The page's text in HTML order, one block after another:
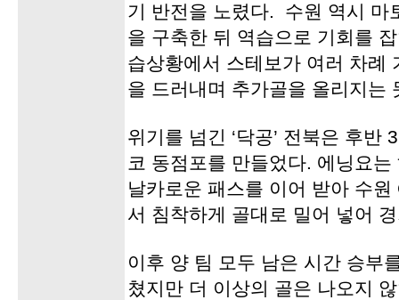
기 반전을 노렸다. 수원 역시 마
을 구축한 뒤 역습으로 기회를
습상황에서 스테보가 여러 차례
을 드러내며 추가골을 올리지는
위기를 넘긴 ‘닥공’ 전북은 후반
코 동점포를 만들었다. 에닝요
날카로운 패스를 이어 받아 수
서 침착하게 골대로 밀어 넣어
이후 양 팀 모두 남은 시간 승부
쳤지만 더 이상의 골은 나오지